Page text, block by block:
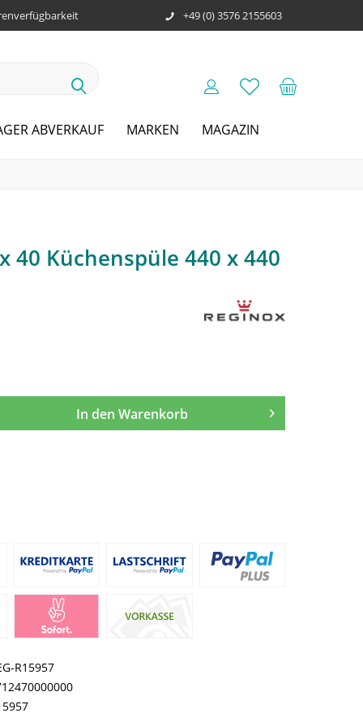
+49 (0) 3576 2155603
ABVERKAUF MARKEN MAGAZIN
40 Küchenspüle 440 x 440
In den Warenkorb
R15957